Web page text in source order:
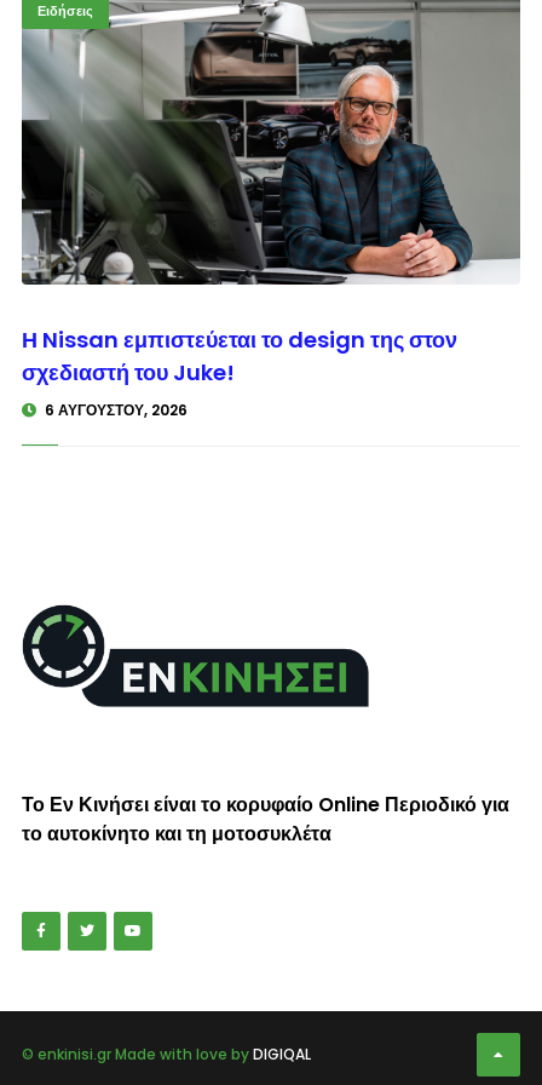
Ειδήσεις
Η Nissan εμπιστεύεται το design της στον
σχεδιαστή του Juke!
6 ΑΥΓΟΎΣΤΟΥ, 2026
Το Εν Κινήσει είναι το κορυφαίο Online Περιοδικό για
το αυτοκίνητο και τη μοτοσυκλέτα
© enkinisi.gr Made with love byDIGIQAL